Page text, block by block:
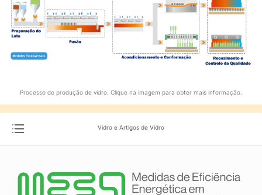
Vidro e Artigos de Vidro
Processo de produção de vidro. Clique na imagem para obter mais informação.